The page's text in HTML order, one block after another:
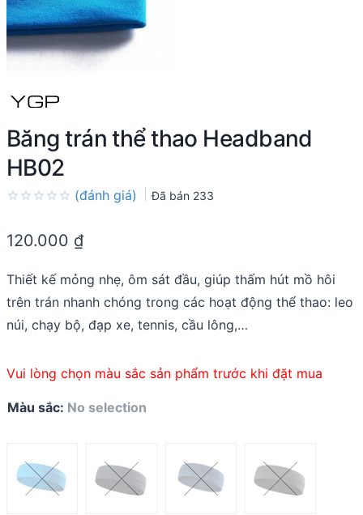
Băng trán thể thao Headband
HB02
out
(đánh giá) Đã bán 233
120.000 ₫
Thiết kế mỏng nhẹ, ôm sát đầu, giúp thấm hút mồ hôi
trên trán nhanh chóng trong các hoạt động thể thao: leo
núi, chạy bộ, đạp xe, tennis, cầu lông,…
Vui lòng chọn màu sắc sản phẩm trước khi đặt mua
Màu sắc: No selection